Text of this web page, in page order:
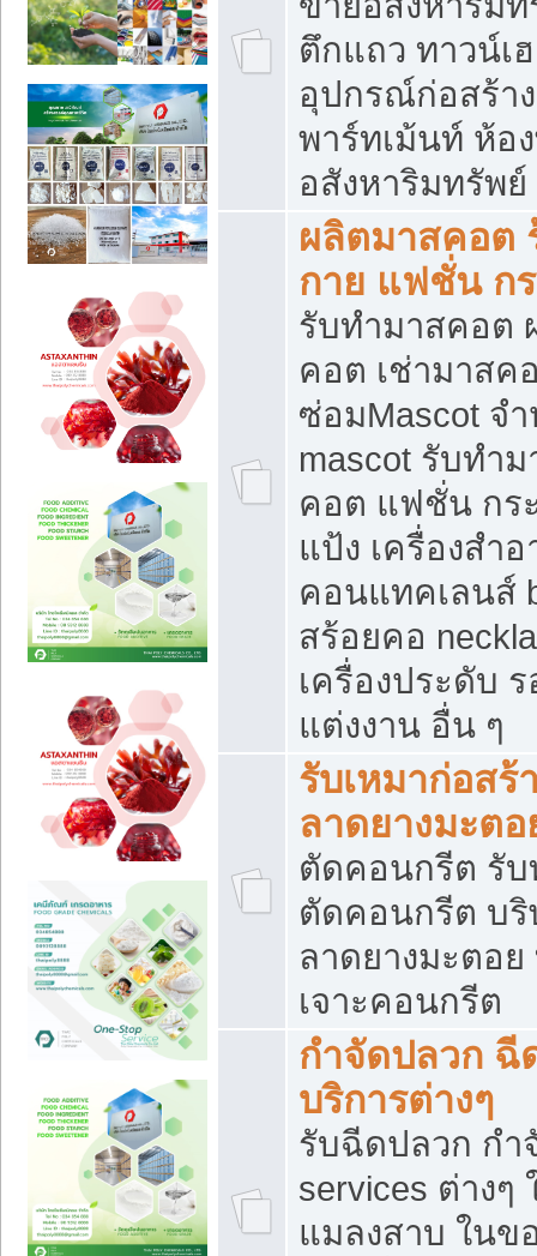
ตึกแถว ทาวน์เ
อุปกรณ์ก่อสร้า
พาร์ทเม้นท์ ห้อ
อสังหาริมทรัพ
ผลิตมาสคอต
กาย แฟชั่น กร
รับทำมาสคอต
คอต เช่ามาสค
ซ่อมMascot จ
mascot รับทำ
คอต แฟชั่น กระ
แป้ง เครื่องสำ
คอนแทคเลนส์
สร้อยคอ
เครื่องประดับ ร
แต่งงาน อื่น ๆ
รับเหมาก่อส
ลาดยางมะต
ตัดคอนกรีต รับ
ตัดคอนกรีต บริ
ลาดยางมะตอ
เจาะคอนกรีต
กำจัดปลวก ฉี
บริการต่างๆ
รับฉีดปลวก กำ
services ต่าง
แมลงสาบ ใน